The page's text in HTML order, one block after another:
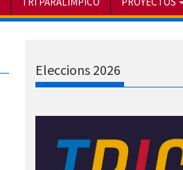
Eleccions 2026